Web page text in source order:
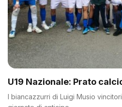
U19 Nazionale: Prato
I biancazzurri di Luigi Musio